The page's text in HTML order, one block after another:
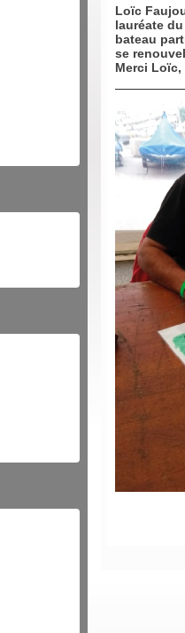
Loïc
lauréate
bateau
se
Merci